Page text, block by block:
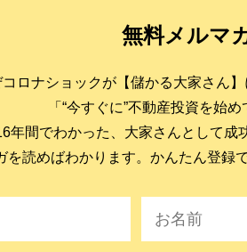
無料メルマ
コロナショックが【儲かる大家さん
「“今すぐに”不動産投資を始
年間でわかった、大家さんとして成
を読めばわかります。かんたん登録